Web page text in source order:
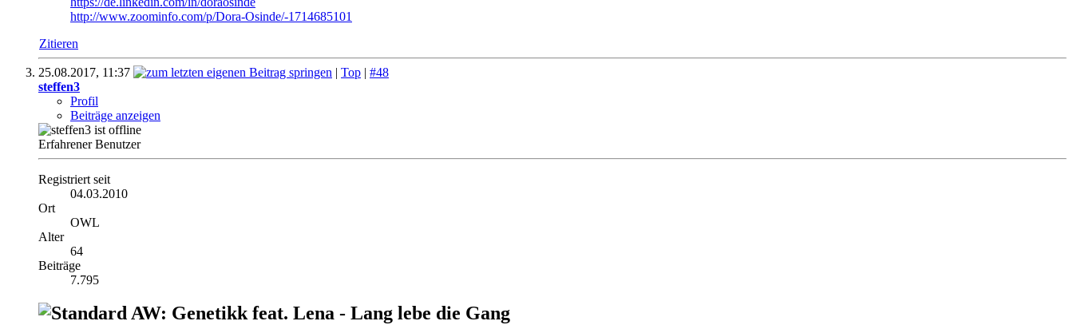
http://www.zoominfo.com/p/Dora-Osinde/-1714685101
Zitieren
25.08.2017, 11:37 | Top | #48
steffen3
Profil
Beiträge anzeigen
Erfahrener Benutzer
Registriert seit
04.03.2010
Ort
OWL
Alter
64
Beiträge
7.795
AW: Genetikk feat. Lena - Lang lebe die Gang